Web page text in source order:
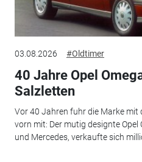
03.08.2026 #Oldtimer
40 Jahre Opel
Salzletten
Vor 40 Jahren fuhr die Marke mit
vorn mit: Der mutig designte
und Mercedes, verkaufte sich